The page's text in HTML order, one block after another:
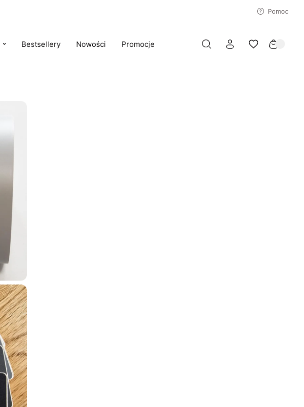
Pomoc
Bestsellery Nowości Promocje